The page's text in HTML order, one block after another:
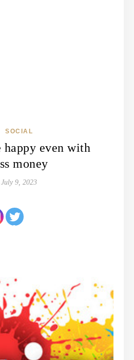
SOCIAL
happy even with
money
July 9, 2023
happy